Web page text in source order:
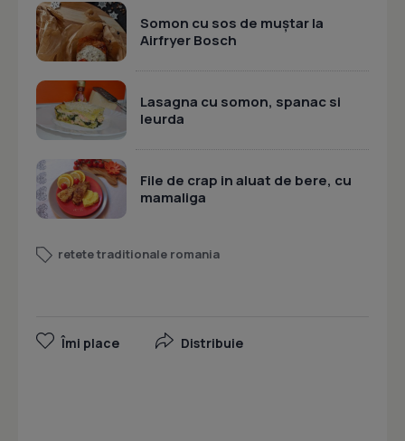
Somon cu sos de muștar la
Airfryer Bosch
Lasagna cu somon, spanac si
leurda
File de crap in aluat de bere, cu
mamaliga
retete traditionale romania
Îmi place Distribuie